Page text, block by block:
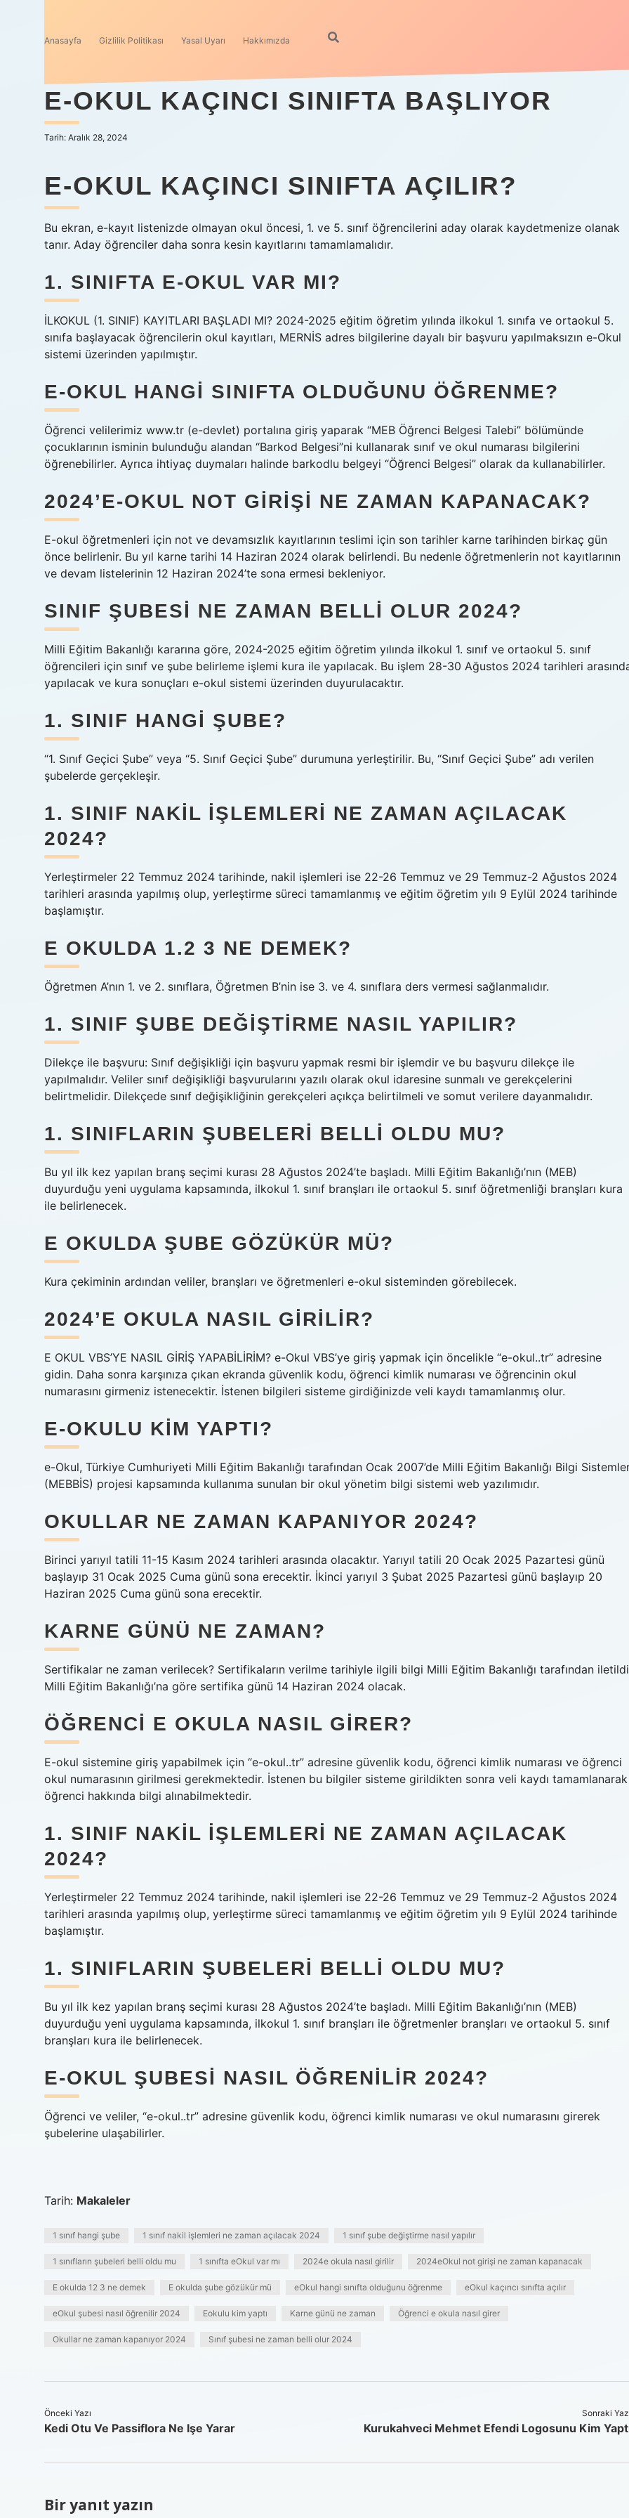
Anasayfa Gizlilik Politikası Yasal Uyarı Hakkımızda
E-OKUL KAÇINCI SINIFTA BAŞLIYOR
Tarih: Aralık 28, 2024
E-OKUL KAÇINCI SINIFTA AÇILIR?
Bu ekran, e-kayıt listenizde olmayan okul öncesi, 1. ve 5. sınıf öğrencilerini aday olarak kaydetmenize olanak
tanır. Aday öğrenciler daha sonra kesin kayıtlarını tamamlamalıdır.
1. SINIFTA E-OKUL VAR MI?
İLKOKUL (1. SINIF) KAYITLARI BAŞLADI MI? 2024-2025 eğitim öğretim yılında ilkokul 1. sınıfa ve ortaokul 5.
sınıfa başlayacak öğrencilerin okul kayıtları, MERNİS adres bilgilerine dayalı bir başvuru yapılmaksızın e-Okul
sistemi üzerinden yapılmıştır.
E-OKUL HANGI SINIFTA OLDUĞUNU ÖĞRENME?
Öğrenci velilerimiz www.tr (e-devlet) portalına giriş yaparak “MEB Öğrenci Belgesi Talebi” bölümünde
çocuklarının isminin bulunduğu alandan “Barkod Belgesi”ni kullanarak sınıf ve okul numarası bilgilerini
öğrenebilirler. Ayrıca ihtiyaç duymaları halinde barkodlu belgeyi “Öğrenci Belgesi” olarak da kullanabilirler.
2024’E-OKUL NOT GIRIŞI NE ZAMAN KAPANACAK?
E-okul öğretmenleri için not ve devamsızlık kayıtlarının teslimi için son tarihler karne tarihinden birkaç gün
önce belirlenir. Bu yıl karne tarihi 14 Haziran 2024 olarak belirlendi. Bu nedenle öğretmenlerin not kayıtlarının
ve devam listelerinin 12 Haziran 2024’te sona ermesi bekleniyor.
SINIF ŞUBESI NE ZAMAN BELLI OLUR 2024?
Milli Eğitim Bakanlığı kararına göre, 2024-2025 eğitim öğretim yılında ilkokul 1. sınıf ve ortaokul 5. sınıf
öğrencileri için sınıf ve şube belirleme işlemi kura ile yapılacak. Bu işlem 28-30 Ağustos 2024 tarihleri
yapılacak ve kura sonuçları e-okul sistemi üzerinden duyurulacaktır.
1. SINIF HANGI ŞUBE?
“1. Sınıf Geçici Şube” veya “5. Sınıf Geçici Şube” durumuna yerleştirilir. Bu, “Sınıf Geçici Şube” adı verilen
şubelerde gerçekleşir.
1. SINIF NAKIL IŞLEMLERI NE ZAMAN AÇILACAK
2024?
Yerleştirmeler 22 Temmuz 2024 tarihinde, nakil işlemleri ise 22-26 Temmuz ve 29 Temmuz-2 Ağustos 2024
tarihleri ​​arasında yapılmış olup, yerleştirme süreci tamamlanmış ve eğitim öğretim yılı 9 Eylül 2024 tarihinde
başlamıştır.
E OKULDA 1.2 3 NE DEMEK?
Öğretmen A’nın 1. ve 2. sınıflara, Öğretmen B’nin ise 3. ve 4. sınıflara ders vermesi sağlanmalıdır.
1. SINIF ŞUBE DEĞIŞTIRME NASIL YAPILIR?
Dilekçe ile başvuru: Sınıf değişikliği için başvuru yapmak resmi bir işlemdir ve bu başvuru dilekçe ile
yapılmalıdır. Veliler sınıf değişikliği başvurularını yazılı olarak okul idaresine sunmalı ve gerekçelerini
belirtmelidir. Dilekçede sınıf değişikliğinin gerekçeleri açıkça belirtilmeli ve somut verilere dayanmalıdır.
1. SINIFLARIN ŞUBELERI BELLI OLDU MU?
Bu yıl ilk kez yapılan branş seçimi kurası 28 Ağustos 2024’te başladı. Milli Eğitim Bakanlığı’nın (MEB)
duyurduğu yeni uygulama kapsamında, ilkokul 1. sınıf branşları ile ortaokul 5. sınıf öğretmenliği branşları kura
ile belirlenecek.
E OKULDA ŞUBE GÖZÜKÜR MÜ?
Kura çekiminin ardından veliler, branşları ve öğretmenleri e-okul sisteminden görebilecek.
2024’E OKULA NASIL GIRILIR?
E OKUL VBS’YE NASIL GİRİŞ YAPABİLİRİM? e-Okul VBS’ye giriş yapmak için öncelikle “e-okul..tr” adresine
gidin. Daha sonra karşınıza çıkan ekranda güvenlik kodu, öğrenci kimlik numarası ve öğrencinin okul
numarasını girmeniz istenecektir. İstenen bilgileri sisteme girdiğinizde veli kaydı tamamlanmış olur.
E-OKULU KIM YAPTI?
e-Okul, Türkiye Cumhuriyeti Milli Eğitim Bakanlığı tarafından Ocak 2007’de Milli Eğitim Bakanlığı Bilgi
(MEBBİS) projesi kapsamında kullanıma sunulan bir okul yönetim bilgi sistemi web yazılımıdır.
OKULLAR NE ZAMAN KAPANIYOR 2024?
Birinci yarıyıl tatili 11-15 Kasım 2024 tarihleri ​​arasında olacaktır. Yarıyıl tatili 20 Ocak 2025 Pazartesi günü
başlayıp 31 Ocak 2025 Cuma günü sona erecektir. İkinci yarıyıl 3 Şubat 2025 Pazartesi günü başlayıp 20
Haziran 2025 Cuma günü sona erecektir.
KARNE GÜNÜ NE ZAMAN?
Sertifikalar ne zaman verilecek? Sertifikaların verilme tarihiyle ilgili bilgi Milli Eğitim Bakanlığı tarafından
Milli Eğitim Bakanlığı’na göre sertifika günü 14 Haziran 2024 olacak.
ÖĞRENCI E OKULA NASIL GIRER?
E-okul sistemine giriş yapabilmek için “e-okul..tr” adresine güvenlik kodu, öğrenci kimlik numarası ve öğrenci
okul numarasının girilmesi gerekmektedir. İstenen bu bilgiler sisteme girildikten sonra veli kaydı tamamlanarak
öğrenci hakkında bilgi alınabilmektedir.
1. SINIF NAKIL IŞLEMLERI NE ZAMAN AÇILACAK
2024?
Yerleştirmeler 22 Temmuz 2024 tarihinde, nakil işlemleri ise 22-26 Temmuz ve 29 Temmuz-2 Ağustos 2024
tarihleri ​​arasında yapılmış olup, yerleştirme süreci tamamlanmış ve eğitim öğretim yılı 9 Eylül 2024 tarihinde
başlamıştır.
1. SINIFLARIN ŞUBELERI BELLI OLDU MU?
Bu yıl ilk kez yapılan branş seçimi kurası 28 Ağustos 2024’te başladı. Milli Eğitim Bakanlığı’nın (MEB)
duyurduğu yeni uygulama kapsamında, ilkokul 1. sınıf branşları ile öğretmenler branşları ve ortaokul 5. sınıf
branşları kura ile belirlenecek.
E-OKUL ŞUBESI NASIL ÖĞRENILIR 2024?
Öğrenci ve veliler, “e-okul..tr” adresine güvenlik kodu, öğrenci kimlik numarası ve okul numarasını girerek
şubelerine ulaşabilirler.
Tarih: Makaleler
1 sınıf hangi şube 1 sınıf nakil işlemleri ne zaman açılacak 2024 1 sınıf şube değiştirme nasıl yapılır
1 sınıfların şubeleri belli oldu mu 1 sınıfta eOkul var mı 2024e okula nasıl girilir 2024eOkul not girişi ne zaman kapanacak
E okulda 12 3 ne demek E okulda şube gözükür mü eOkul hangi sınıfta olduğunu öğrenme eOkul kaçıncı sınıfta açılır
eOkul şubesi nasıl öğrenilir 2024 Eokulu kim yaptı Karne günü ne zaman Öğrenci e okula nasıl girer
Okullar ne zaman kapanıyor 2024 Sınıf şubesi ne zaman belli olur 2024
Önceki Yazı
Kedi Otu Ve Passiflora Ne Işe Yarar
Sonraki
Kurukahveci Mehmet Efendi Logosunu Kim
Bir yanıt yazın